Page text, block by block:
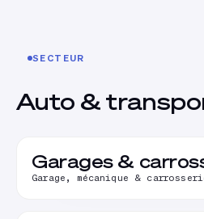
SECTEUR
Auto &
Garages &
Garage, mécanique &